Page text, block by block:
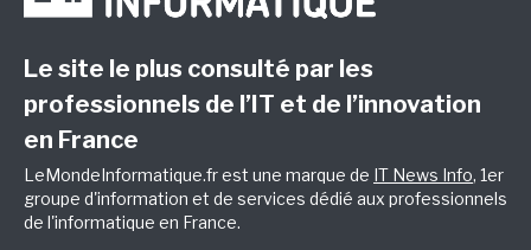
Le site le plus consulté par les
professionnels de l’IT et de l’innovation
en France
LeMondeInformatique.fr est une marque de IT News Info, 1er
groupe d'information et de services dédié aux professionnels
de l'informatique en France.